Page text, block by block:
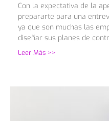
Con la expectativa de la
prepararte para una
ya que son muchas las
diseñar sus planes de
Leer Más >>